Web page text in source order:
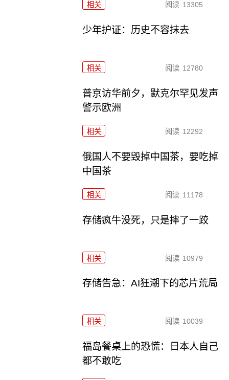
相关 阅读 13305
少年护证：历史不容抹去
相关 阅读 12780
普京访华前夕，默克尔罕见发声
警示欧洲
相关 阅读 12292
俄国人不要毁掉中国茶，要吃掉
中国茶
相关 阅读 11178
存储疯牛没死，只是摔了一跤
相关 阅读 10979
存储告急：AI狂潮下的芯片荒局
相关 阅读 10039
福岛餐桌上的恐慌：日本人自己
都不敢吃